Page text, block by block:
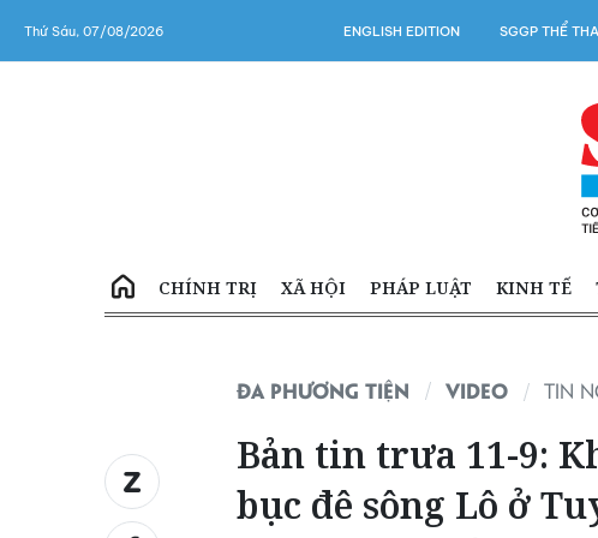
Thứ Sáu, 07/08/2026 ENGLISH EDITION SGGP THỂ
CHÍNH TRỊ XÃ HỘI PHÁP LUẬT KINH TẾ
ĐA PHƯƠNG TIỆN VIDEO TIN
Bản tin trưa 11-9:
bục đê sông Lô ở